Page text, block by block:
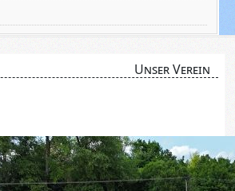
Unser Verein